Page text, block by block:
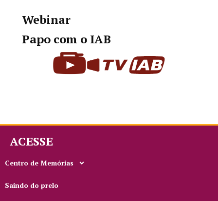
Webinar
Papo com o IAB
ACESSE
Centro de Memórias
Saindo do prelo